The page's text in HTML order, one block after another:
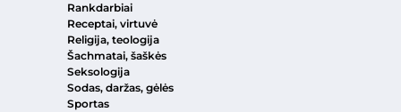
Rankdarbiai
Receptai, virtuvė
Religija, teologija
Šachmatai, šaškės
Seksologija
Sodas, daržas, gėlės
Sportas